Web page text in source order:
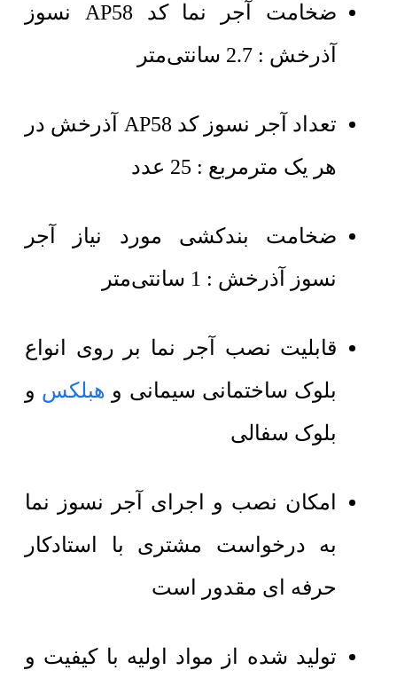
ضخامت آجر نما کد AP58 نسوز
آذرخش : 2.7 سانتی‌متر
تعداد آجر نسوز کد AP58 آذرخش در
هر یک مترمربع : 25 عدد
ضخامت بندکشی مورد نیاز آجر
نسوز آذرخش : 1 سانتی‌متر
قابلیت نصب آجر نما بر روی انواع
بلوک ساختمانی سیمانی و هبلکس و
بلوک سفالی
امکان نصب و اجرای آجر نسوز نما
به درخواست مشتری با استادکار
حرفه ای مقدور است
تولید شده از مواد اولیه با کیفیت و